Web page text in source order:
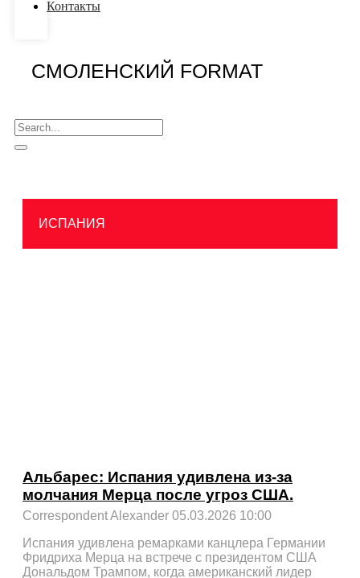
Контакты
СМОЛЕНСКИЙ FORMAT
ИСПАНИЯ
Альбарес: Испания удивлена из-за
молчания Мерца после угроз США.
Correspondent Alexander 05.03.2026 10:00
Испания удивлена ремарками канцлера Германии
Фридриха Мерца на встрече с президентом США
Дональдом Трампом, когда американский лидер